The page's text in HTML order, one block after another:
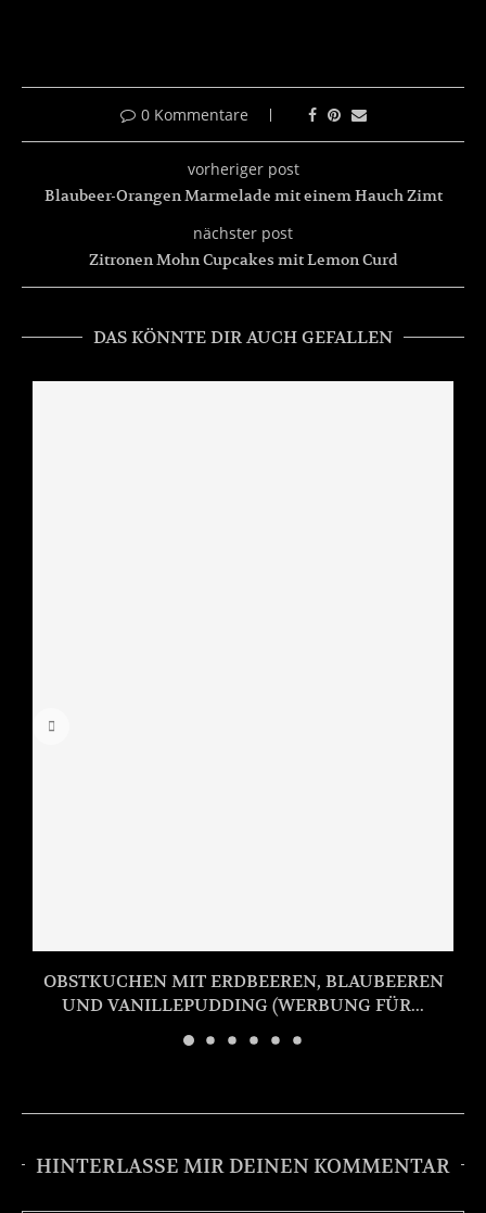
0 Kommentare
vorheriger post
Blaubeer-Orangen Marmelade mit einem Hauch Zimt
nächster post
Zitronen Mohn Cupcakes mit Lemon Curd
DAS KÖNNTE DIR AUCH GEFALLEN
OBSTKUCHEN MIT ERDBEEREN, BLAUBEEREN
UND VANILLEPUDDING (WERBUNG FÜR...
HINTERLASSE MIR DEINEN KOMMENTAR